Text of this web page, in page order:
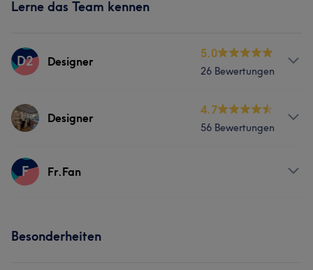
Lerne das Team kennen
D2 Designer
5.0
26 Bewertungen
Services
Designer
4.7
56 Bewertungen
Services
F Fr.Fan
Besonderheiten